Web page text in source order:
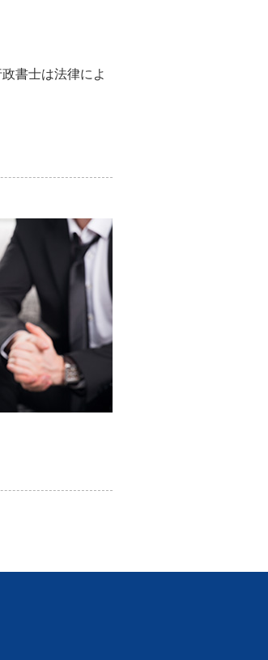
士は法律によ